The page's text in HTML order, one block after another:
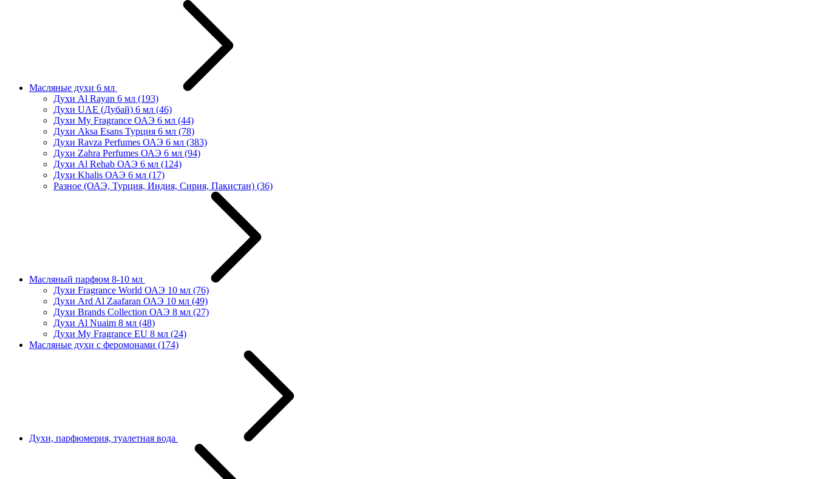
Масляные духи 6 мл
Духи Al Rayan 6 мл (193)
Духи UAE (Дубай) 6 мл (46)
Духи My Fragrance ОАЭ 6 мл (44)
Духи Aksa Esans Турция 6 мл (78)
Духи Ravza Perfumes ОАЭ 6 мл (383)
Духи Zahra Perfumes ОАЭ 6 мл (94)
Духи Al Rehab ОАЭ 6 мл (124)
Духи Khalis ОАЭ 6 мл (17)
Разное (ОАЭ, Турция, Индия, Сирия, Пакистан) (36)
Масляный парфюм 8-10 мл
Духи Fragrance World ОАЭ 10 мл (76)
Духи Ard Al Zaafaran ОАЭ 10 мл (49)
Духи Brands Collection ОАЭ 8 мл (27)
Духи Al Nuaim 8 мл (48)
Духи My Fragrance EU 8 мл (24)
Масляные духи с феромонами (174)
Духи, парфюмерия, туалетная вода